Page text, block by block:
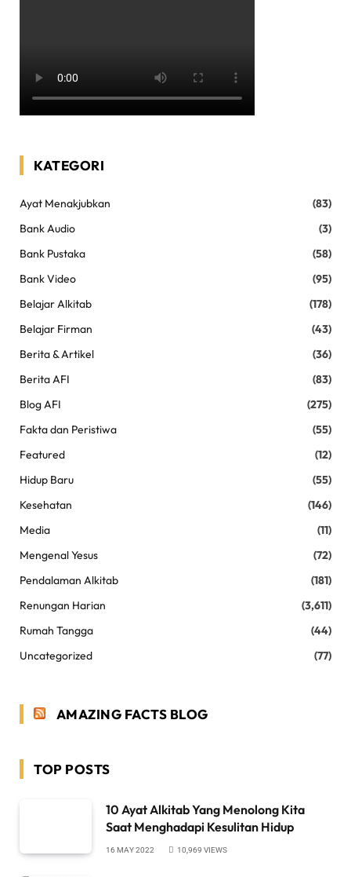
KATEGORI
Ayat Menakjubkan
(83)
Bank Audio
(3)
Bank Pustaka
(58)
Bank Video
(95)
Belajar Alkitab
(178)
Belajar Firman
(43)
Berita & Artikel
(36)
Berita AFI
(83)
Blog AFI
(275)
Fakta dan Peristiwa
(55)
Featured
(12)
Hidup Baru
(55)
Kesehatan
(146)
Media
(11)
Mengenal Yesus
(72)
Pendalaman Alkitab
(181)
Renungan Harian
(3,611)
Rumah Tangga
(44)
Uncategorized
(77)
AMAZING FACTS BLOG
TOP POSTS
10 Ayat Alkitab Yang Menolong Kita
Saat Menghadapi Kesulitan Hidup
16 MAY 2022 10,969 VIEWS